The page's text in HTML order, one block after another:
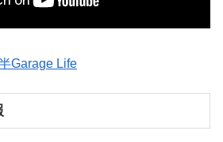
Garage Life